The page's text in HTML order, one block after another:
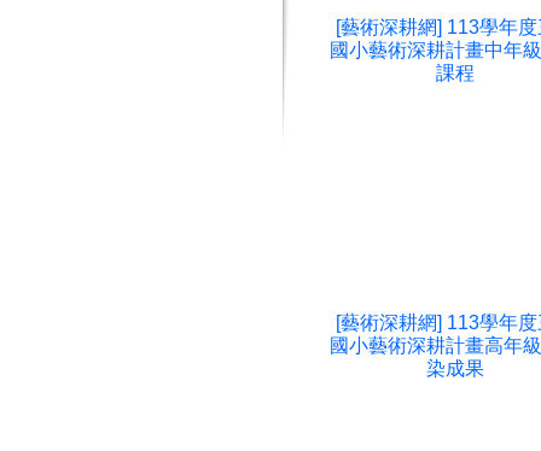
[藝術深耕網] 113學年
國小藝術深耕計畫中年
課程
[藝術深耕網] 113學年
國小藝術深耕計畫高年
染成果